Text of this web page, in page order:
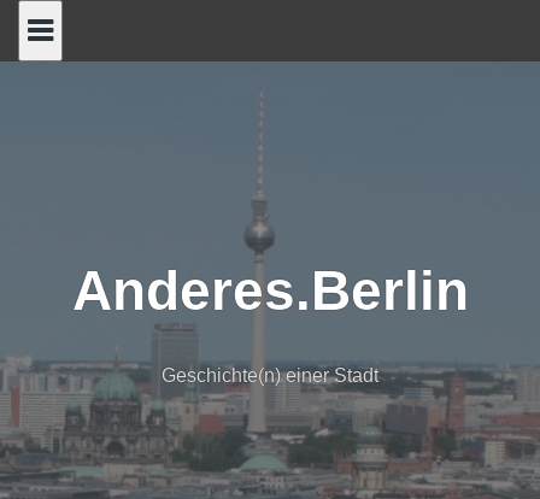
Anderes.Berlin
Geschichte(n) einer Stadt